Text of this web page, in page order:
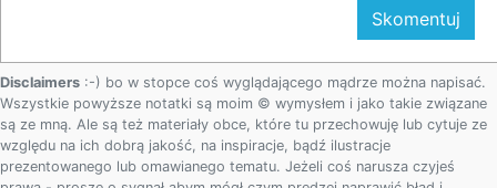
Disclaimers :-) bo w stopce coś wyglądającego mądrze można napisać.
Wszystkie powyższe notatki są moim © wymysłem i jako takie związane
są ze mną. Ale są też materiały obce, które tu przechowuję lub cytuje ze
względu na ich dobrą jakość, na inspiracje, bądź ilustracje
prezentowanego lub omawianego tematu. Jeżeli coś narusza czyjeś